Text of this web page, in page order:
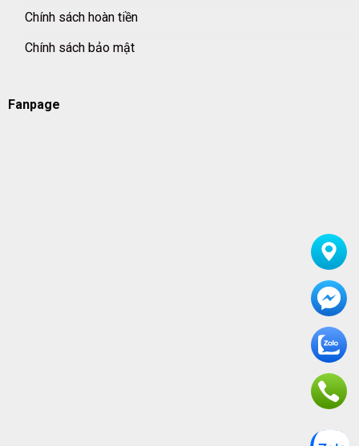
Chính sách hoàn tiền
Chính sách bảo mật
Fanpage